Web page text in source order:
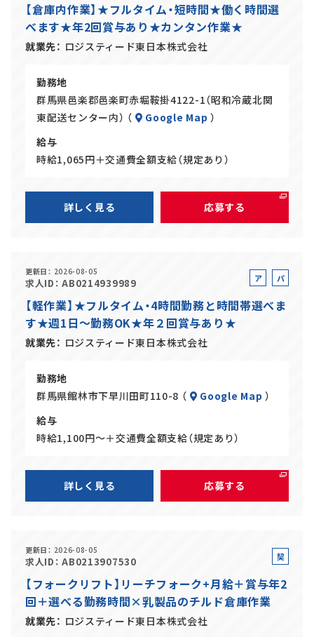
バ
ト
【倉庫内作業】★フルタイム・短時間★働く時間選
べます★年2回賞与あり★カンタン作業★
就業先 ロジスティード東日本株式会社
勤務地
群馬県邑楽郡邑楽町赤堀鞍掛4122-1（昭和冷蔵北関
東配送センター内） （
Google Map ）
給与
時給1,065円＋交通費全額支給（規定あり）
詳しく見る 応募する
更新日 2026-08-05
求人ID AB0214939989
ア
バ
パ
ト
【軽作業】★フルタイム・4時間勤務と時間帯選べま
す★週1日～勤務OK★年２回賞与あり★
就業先 ロジスティード東日本株式会社
勤務地
群馬県館林市下早川田町110-8 （
Google Map ）
給与
時給1,100円～＋交通費全額支給（規定あり）
詳しく見る 応募する
更新日 2026-08-05
求人ID AB0213907530
契
社
【フォークリフト】リーチフォーク+月給＋賞与年2
回＋選べる勤務時間×乳製品のチルド倉庫作業
就業先 ロジスティード東日本株式会社